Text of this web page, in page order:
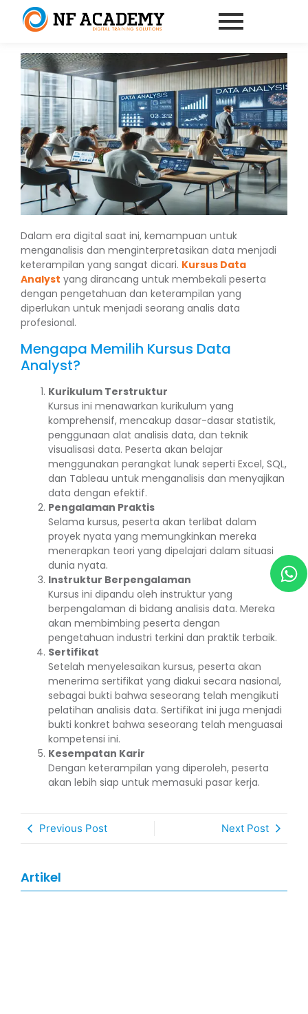
Dalam era digital saat ini, kemampuan untuk
menganalisis dan menginterpretasikan data menjadi
keterampilan yang sangat dicari. Kursus Data
Analyst yang dirancang untuk membekali peserta
dengan pengetahuan dan keterampilan yang
diperlukan untuk menjadi seorang analis data
profesional.
Mengapa Memilih Kursus Data
Analyst?
Kurikulum Terstruktur
Kursus ini menawarkan kurikulum yang
komprehensif, mencakup dasar-dasar statistik,
penggunaan alat analisis data, dan teknik
visualisasi data. Peserta akan belajar
menggunakan perangkat lunak seperti Excel, SQL,
dan Tableau untuk menganalisis dan menyajikan
data dengan efektif.
Pengalaman Praktis
Selama kursus, peserta akan terlibat dalam
proyek nyata yang memungkinkan mereka
menerapkan teori yang dipelajari dalam situasi
dunia nyata.
Instruktur Berpengalaman
Kursus ini dipandu oleh instruktur yang
berpengalaman di bidang analisis data. Mereka
akan membimbing peserta dengan
pengetahuan industri terkini dan praktik terbaik.
Sertifikat
Setelah menyelesaikan kursus, peserta akan
menerima sertifikat yang diakui secara nasional,
sebagai bukti bahwa seseorang telah mengikuti
pelatihan analisis data. Sertifikat ini juga menjadi
bukti konkret bahwa seseorang telah menguasai
kompetensi ini.
Kesempatan Karir
Dengan keterampilan yang diperoleh, peserta
akan lebih siap untuk memasuki pasar kerja.
Previous Post Next Post
Artikel